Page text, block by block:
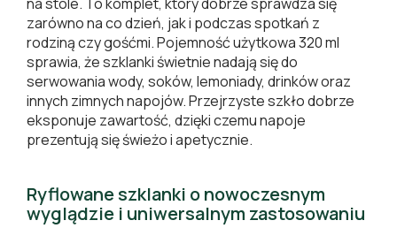
zarówno na co dzień, jak i podczas spotkań z
rodziną czy gośćmi. Pojemność użytkowa 320 ml
sprawia, że szklanki świetnie nadają się do
serwowania wody, soków, lemoniady, drinków oraz
innych zimnych napojów. Przejrzyste szkło dobrze
eksponuje zawartość, dzięki czemu napoje
prezentują się świeżo i apetycznie.
Ryflowane szklanki o nowoczesnym
wyglądzie i uniwersalnym zastosowaniu